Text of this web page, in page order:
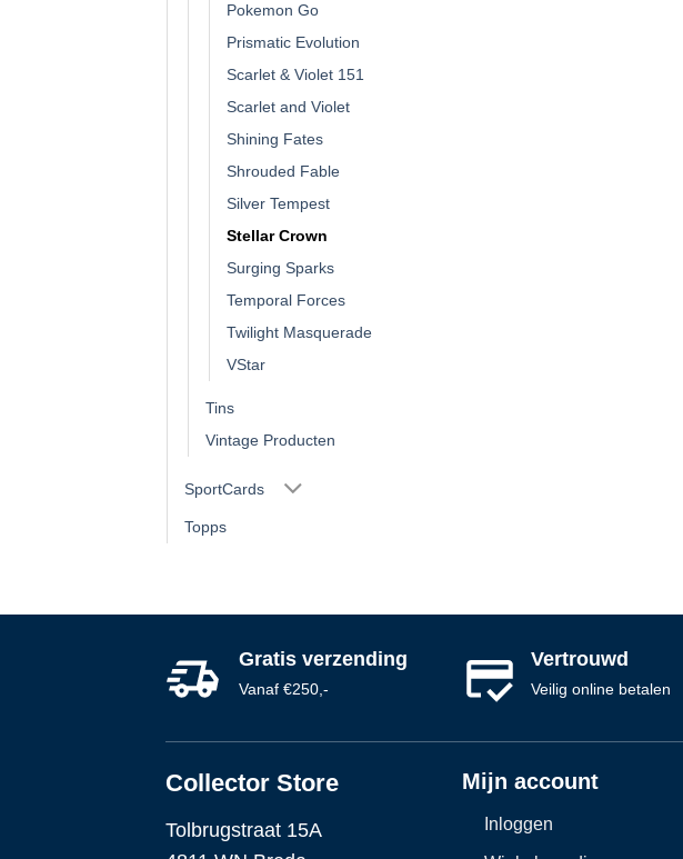
Pokemon Go
Prismatic Evolution
Scarlet & Violet 151
Scarlet and Violet
Shining Fates
Shrouded Fable
Silver Tempest
Stellar Crown
Surging Sparks
Temporal Forces
Twilight Masquerade
VStar
Tins
Vintage Producten
SportCards
Topps
Gratis verzending
Vanaf €250,-
Vertrouwd
Veilig online betalen
Collector Store
Tolbrugstraat 15A
Mijn account
Inloggen